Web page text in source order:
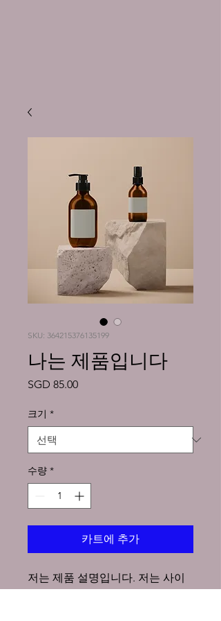
SKU: 364215376135199
나는 제품입니다
SGD 85.00가
크기 *
수량 *
카트에 추가
저는 제품 설명입니다. 저는 사이